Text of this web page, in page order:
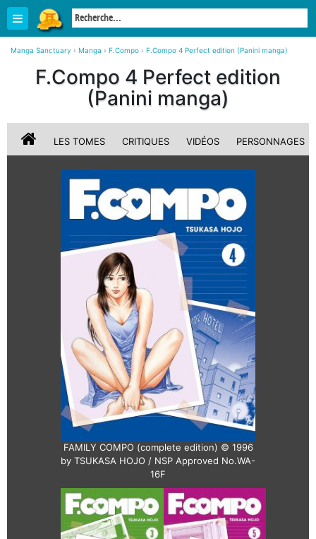
Manga Sanctuary › Manga › F.Compo › F.Compo 4 Perfect edition (Panini manga)
F.Compo 4 Perfect edition
(Panini manga)
LES TOMES CRITIQUES VIDÉOS PERSONNAGES
FAMILY COMPO (complete edition) © 1996
by TSUKASA HOJO / NSP Approved No.WA-
16F